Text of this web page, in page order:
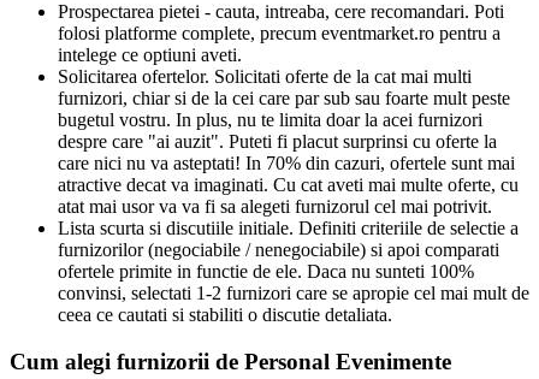
Prospectarea pietei - cauta, intreaba, cere recomandari. Poti
folosi platforme complete, precum eventmarket.ro pentru a
intelege ce optiuni aveti.
Solicitarea ofertelor. Solicitati oferte de la cat mai multi
furnizori, chiar si de la cei care par sub sau foarte mult peste
bugetul vostru. In plus, nu te limita doar la acei furnizori
despre care "ai auzit". Puteti fi placut surprinsi cu oferte la
care nici nu va asteptati! In 70% din cazuri, ofertele sunt mai
atractive decat va imaginati. Cu cat aveti mai multe oferte, cu
atat mai usor va va fi sa alegeti furnizorul cel mai potrivit.
Lista scurta si discutiile initiale. Definiti criteriile de selectie a
furnizorilor (negociabile / nenegociabile) si apoi comparati
ofertele primite in functie de ele. Daca nu sunteti 100%
convinsi, selectati 1-2 furnizori care se apropie cel mai mult de
ceea ce cautati si stabiliti o discutie detaliata.
Cum alegi furnizorii de Personal Evenimente